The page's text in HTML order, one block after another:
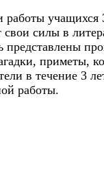
учащихся
силы в
представлены
приметы,
в течение 3
работы.